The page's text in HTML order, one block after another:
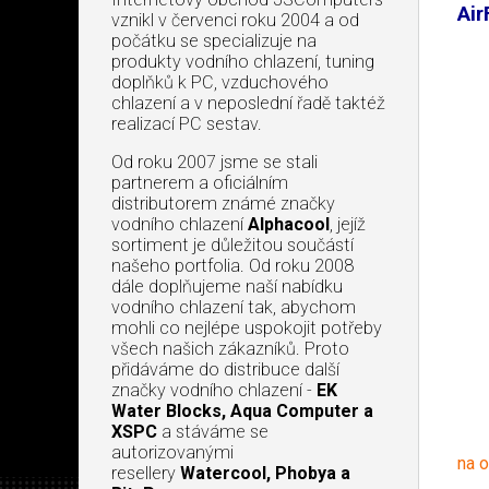
vznikl v červenci roku 2004 a od
počátku se specializuje na
produkty vodního chlazení, tuning
doplňků k PC, vzduchového
chlazení a v neposlední řadě taktéž
realizací PC sestav.
Od roku 2007 jsme se stali
partnerem a oficiálním
distributorem známé značky
vodního chlazení Alphacool, jejíž
sortiment je důležitou součástí
našeho portfolia. Od roku 2008
dále doplňujeme naší nabídku
vodního chlazení tak, abychom
mohli co nejlépe uspokojit potřeby
všech našich zákazníků. Proto
přidáváme do distribuce další
značky vodního chlazení - EK
Water Blocks, Aqua Computer a
XSPC a stáváme se
autorizovanými
resellery Watercool, Phobya a
na